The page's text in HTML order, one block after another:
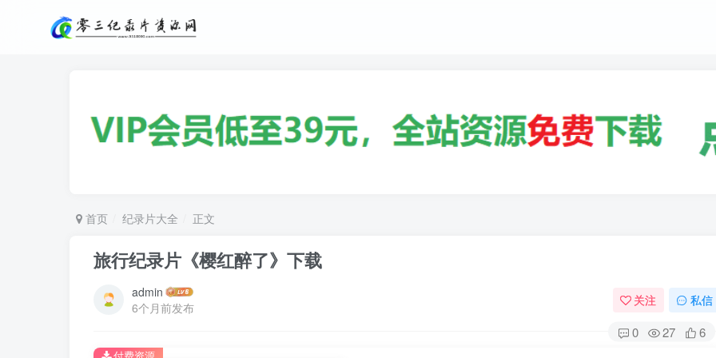
首页 纪录片大全 正文
旅行纪录片《樱红醉了》下载
admin
6个月前发布
关注 私信
0 27 6